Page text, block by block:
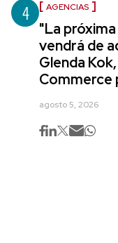
4 AGENCIAS
"La
vendrá de
Glenda
Commerce
agosto 5, 2026